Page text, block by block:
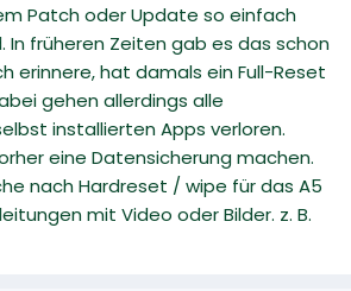
Patch oder Update so einfach
In früheren Zeiten gab es das schon
erinnere, hat damals ein Full-Reset
gehen allerdings alle
installierten Apps verloren.
eine Datensicherung machen.
nach Hardreset / wipe für das A5
mit Video oder Bilder. z. B.